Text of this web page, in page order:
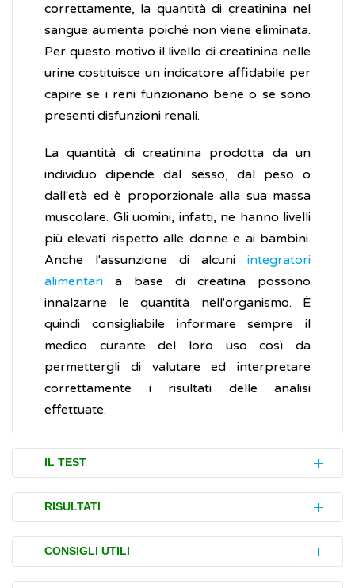
correttamente, la quantità di creatinina nel
sangue aumenta poiché non viene eliminata.
Per questo motivo il livello di creatinina nelle
urine costituisce un indicatore affidabile per
capire se i reni funzionano bene o se sono
presenti disfunzioni renali.
La quantità di creatinina prodotta da un
individuo dipende dal sesso, dal peso o
dall'età ed è proporzionale alla sua massa
muscolare. Gli uomini, infatti, ne hanno livelli
più elevati rispetto alle donne e ai bambini.
Anche l'assunzione di alcuni integratori
alimentari a base di creatina possono
innalzarne le quantità nell'organismo. È
quindi consigliabile informare sempre il
medico curante del loro uso così da
permettergli di valutare ed interpretare
correttamente i risultati delle analisi
effettuate.
IL TEST
La rilevazione dei valori (test) della creatinina
è fondamentale per valutare la funzionalità
renale. Essa è prescritta a persone che
presentano disturbi (sintomi) quali:
RISULTATI
I valori di creatinina presenti nel sangue e
nelle urine variano in base ad età, sesso,
CONSIGLI UTILI